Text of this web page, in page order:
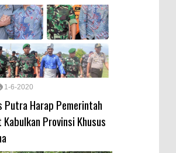
1-6-2020
Putra Harap Pemerintah
Provinsi Khusus